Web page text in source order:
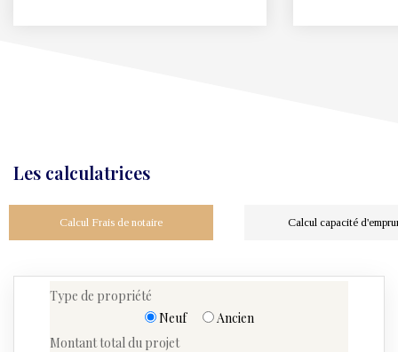
Les calculatrices
Calcul Frais de notaire Calcul capacité